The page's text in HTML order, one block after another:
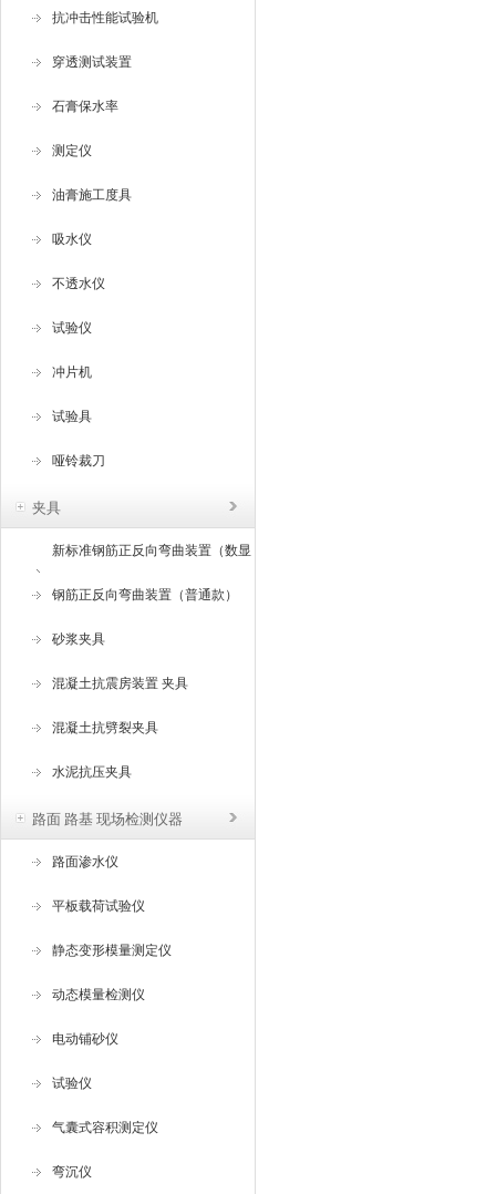
抗冲击性能试验机
穿透测试装置
石膏保水率
测定仪
油膏施工度具
吸水仪
不透水仪
试验仪
冲片机
试验具
哑铃裁刀
夹具
新标准钢筋正反向弯曲装置（数显
角度）
钢筋正反向弯曲装置（普通款）
砂浆夹具
混凝土抗震房装置 夹具
混凝土抗劈裂夹具
水泥抗压夹具
路面 路基 现场检测仪器
路面渗水仪
平板载荷试验仪
静态变形模量测定仪
动态模量检测仪
电动铺砂仪
试验仪
气囊式容积测定仪
弯沉仪